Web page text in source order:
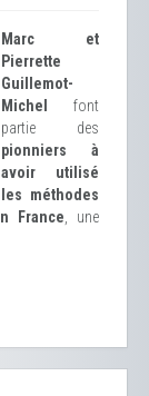
Marc et
Pierrette
Guillemot-
Michel
font
partie des
pionniers à
avoir utilisé
les méthodes
France , une